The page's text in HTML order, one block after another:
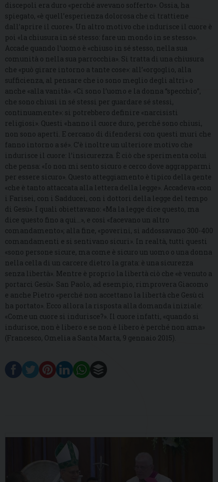
discepoli era duro «perché avevano sofferto». Ossia, ha
spiegato, «è quell’esperienza dolorosa che ci trattiene
dall’aprire il cuore». Un altro motivo che indurisce il cuore è
poi «la chiusura in sé stesso: fare un mondo in se stesso».
Accade quando l’uomo è «chiuso in sé stesso, nella sua
comunità o nella sua parrocchia». Si tratta di una chiusura
che «può girare intorno a tante cose»: all’«orgoglio, alla
sufficienza, al pensare che io sono meglio degli altri» o
anche «alla vanità». «Ci sono l’uomo e la donna “specchio”,
che sono chiusi in sé stessi per guardare sé stessi,
continuamente»: si potrebbero definire «narcisisti
religiosi». Questi «hanno il cuore duro, perché sono chiusi,
non sono aperti. E cercano di difendersi con questi muri che
fanno intorno a sé». C’è inoltre un ulteriore motivo che
indurisce il cuore: l’insicurezza. È ciò che sperimenta colui
che pensa: «Io non mi sento sicuro e cerco dove aggrapparmi
per essere sicuro». Questo atteggiamento è tipico della gente
«che è tanto attaccata alla lettera della legge». Accadeva «con
i Farisei, con i Sadducei, con i dottori della legge del tempo
di Gesù». I quali obiettavano: «Ma la legge dice questo, ma
dice questo fino a qui…», e così «facevano un altro
comandamento»; alla fine, «poverini, si addossavano 300-400
comandamenti e si sentivano sicuri». In realtà, tutti questi
«sono persone sicure, ma come è sicuro un uomo o una donna
nella cella di un carcere dietro la grata: è una sicurezza
senza libertà». Mentre è proprio la libertà ciò che «è venuto a
portarci Gesù». San Paolo, ad esempio, rimprovera Giacomo
e anche Pietro «perché non accettano la libertà che Gesù ci
ha portato». Ecco allora la risposta alla domanda iniziale:
«Come un cuore si indurisce?». Il cuore infatti, «quando si
indurisce, non è libero e se non è libero è perché non ama»
(Francesco, Omelia a Santa Marta, 9 gennaio 2015).